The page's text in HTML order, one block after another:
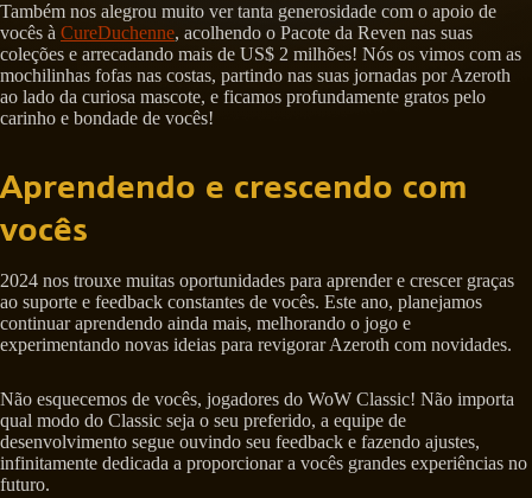
Também nos alegrou muito ver tanta generosidade com o apoio de
vocês à CureDuchenne, acolhendo o Pacote da Reven nas suas
coleções e arrecadando mais de US$ 2 milhões! Nós os vimos com as
mochilinhas fofas nas costas, partindo nas suas jornadas por Azeroth
ao lado da curiosa mascote, e ficamos profundamente gratos pelo
carinho e bondade de vocês!
Aprendendo e crescendo com
vocês
2024 nos trouxe muitas oportunidades para aprender e crescer graças
ao suporte e feedback constantes de vocês. Este ano, planejamos
continuar aprendendo ainda mais, melhorando o jogo e
experimentando novas ideias para revigorar Azeroth com novidades.
Não esquecemos de vocês, jogadores do WoW Classic! Não importa
qual modo do Classic seja o seu preferido, a equipe de
desenvolvimento segue ouvindo seu feedback e fazendo ajustes,
infinitamente dedicada a proporcionar a vocês grandes experiências no
futuro.